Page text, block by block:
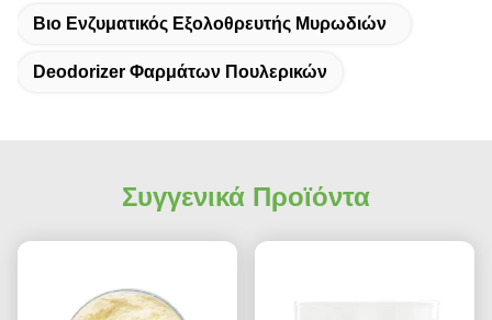
Βιο Ενζυματικός Εξολοθρευτής Μυρωδιών
Deodorizer Φαρμάτων Πουλερικών
Συγγενικά Προϊόντα